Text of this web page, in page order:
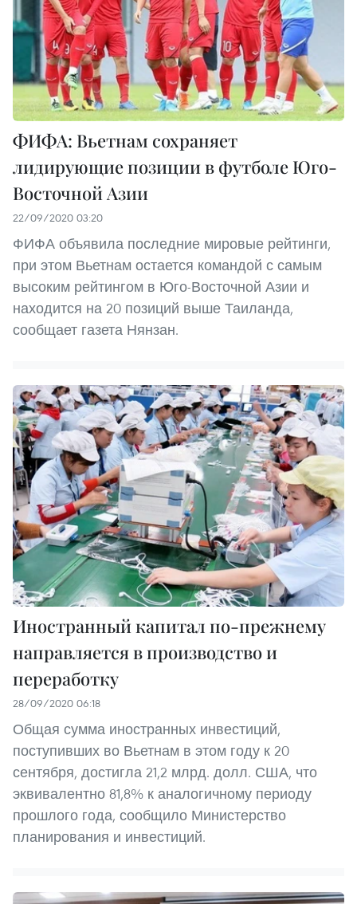
ФИФА: Вьетнам сохраняет
лидирующие позиции в футболе Юго-
Восточной Азии
22/09/2020 03:20
ФИФА объявила последние мировые рейтинги,
при этом Вьетнам остается командой с самым
высоким рейтингом в Юго-Восточной Азии и
находится на 20 позиций выше Таиланда,
сообщает газета Нянзан.
Иностранный капитал по-прежнему
направляется в производство и
переработку
28/09/2020 06:18
Общая сумма иностранных инвестиций,
поступивших во Вьетнам в этом году к 20
сентября, достигла 21,2 млрд. долл. США, что
эквивалентно 81,8% к аналогичному периоду
прошлого года, сообщило Министерство
планирования и инвестиций.